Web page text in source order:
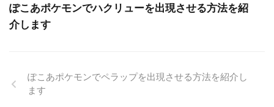
ぽこあポケモンでハクリューを出現させる方法を紹
介します
ぽこあポケモンでペラップを出現させる方法を紹介し
ます